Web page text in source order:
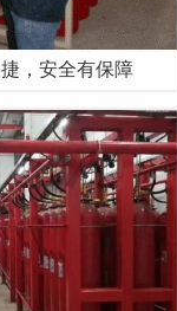
，安全有保障